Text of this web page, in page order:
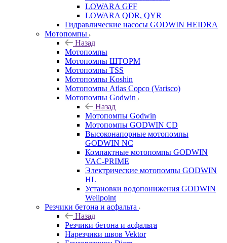
LOWARA GFF
LOWARA QDR, QYR
Гидравлические насосы GODWIN HEIDRA
Мотопомпы
Назад
Мотопомпы
Мотопомпы ШТОРМ
Мотопомпы TSS
Мотопомпы Koshin
Мотопомпы Atlas Copco (Varisco)
Мотопомпы Godwin
Назад
Мотопомпы Godwin
Мотопомпы GODWIN CD
Высоконапорные мотопомпы
GODWIN NC
Компактные мотопомпы GODWIN
VAC-PRIME
Электрические мотопомпы GODWIN
HL
Установки водопонижения GODWIN
Wellpoint
Резчики бетона и асфальта
Назад
Резчики бетона и асфальта
Нарезчики швов Vektor